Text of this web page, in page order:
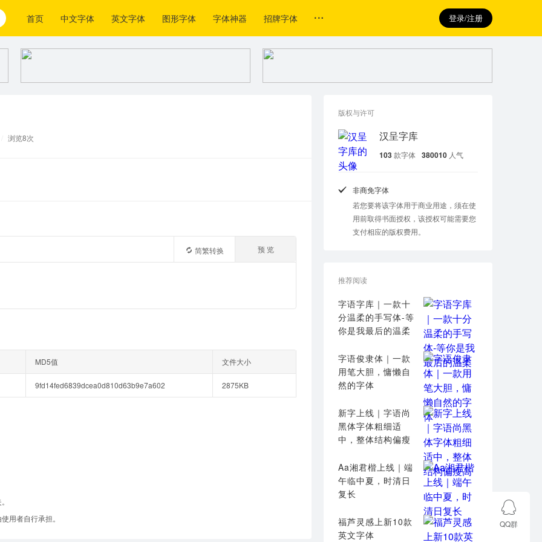
首页 中文字体 英文字体 图形字体 字体神器 招牌字体 登录/注册
浏览8次
预 览
简繁转换
MD5值 文件大小
9fd14fed6839dcea0d810d63b9e7a602 2875KB
用者自行承担。
版权与许可
汉呈字库
103款字体 380010 人气
非商免字体
若您要将该字体用于商业用途，须在使
用前取得书面授权，该授权可能需要您
支付相应的版权费用。
推荐阅读
字语字库｜一款十
分温柔的手写体-等
你是我最后的温柔
字语俊隶体｜一款
用笔大胆，慵懒自
然的字体
新字上线｜字语尚
黑体字体粗细适
中，整体结构偏瘦
Aa湘君楷上线｜端
午临中夏，时清日
复长
福芦灵感上新10款
英文字体
QQ群